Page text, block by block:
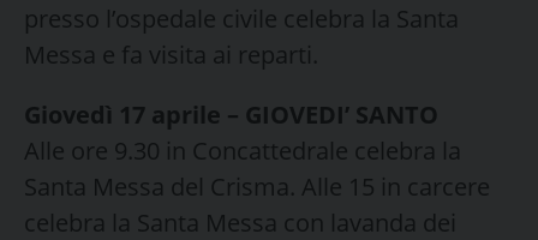
presso l’ospedale civile celebra la Santa
Messa e fa visita ai reparti.
Giovedì 17 aprile – GIOVEDI’ SANTO
Alle ore 9.30 in Concattedrale celebra la
Santa Messa del Crisma. Alle 15 in carcere
celebra la Santa Messa con lavanda dei